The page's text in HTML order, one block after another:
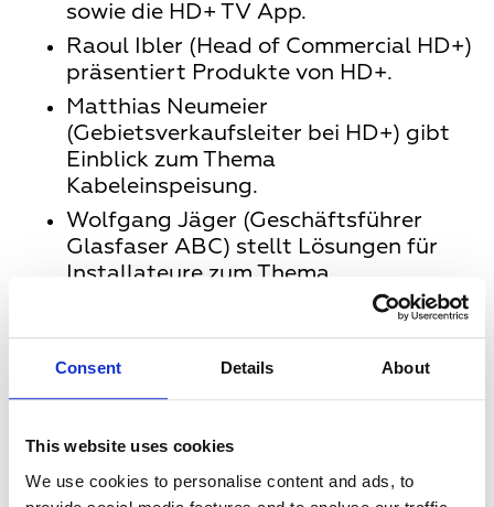
Consent Details About
This website uses cookies
We use cookies to personalise content and ads, to
sowie die HD+ TV App.
Raoul Ibler (Head of Commercial HD+)
präsentiert Produkte von HD+.
Matthias Neumeier
(Gebietsverkaufsleiter bei HD+) gibt
Einblick zum Thema
Kabeleinspeisung.
Wolfgang Jäger (Geschäftsführer
Glasfaser ABC) stellt Lösungen für
Installateure zum Thema
Questions and answers (Q and A):
Unsere Sprecher haben sich den